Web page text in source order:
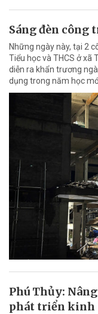
Sáng đèn công
Những ngày này, tại 2
Tiểu học và THCS ở xã
diễn ra khẩn trương
dụng trong năm học
Phú Thủy:
phát triển kinh